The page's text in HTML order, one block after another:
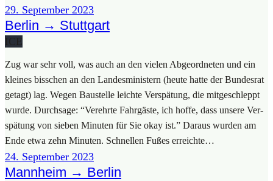
29. Sep­tem­ber 2023
Berlin → Stuttgart
ICE
Zug war sehr voll, was auch an den vie­len Abge­ord­ne­ten und ein
klei­nes biss­chen an den Lan­des­mi­nis­tern (heu­te hat­te der Bun­des­rat
getagt) lag. Wegen Bau­stel­le leich­te Ver­spä­tung, die mit­ge­schleppt
wur­de. Durch­sa­ge: “Ver­ehr­te Fahr­gäs­te, ich hof­fe, dass unse­re Ver­
spä­tung von sie­ben Minu­ten für Sie okay ist.” Dar­aus wur­den am
Ende etwa zehn Minu­ten. Schnel­len Fußes erreich­te…
24. Sep­tem­ber 2023
Mannheim → Berlin